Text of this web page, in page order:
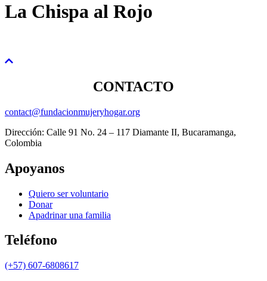
La Chispa al Rojo
CONTACTO
contact@fundacionmujeryhogar.org
Dirección: Calle 91 No. 24 – 117 Diamante II, Bucaramanga,
Colombia
Apoyanos
Quiero ser voluntario
Donar
Apadrinar una familia
Teléfono
(+57) 607-6808617